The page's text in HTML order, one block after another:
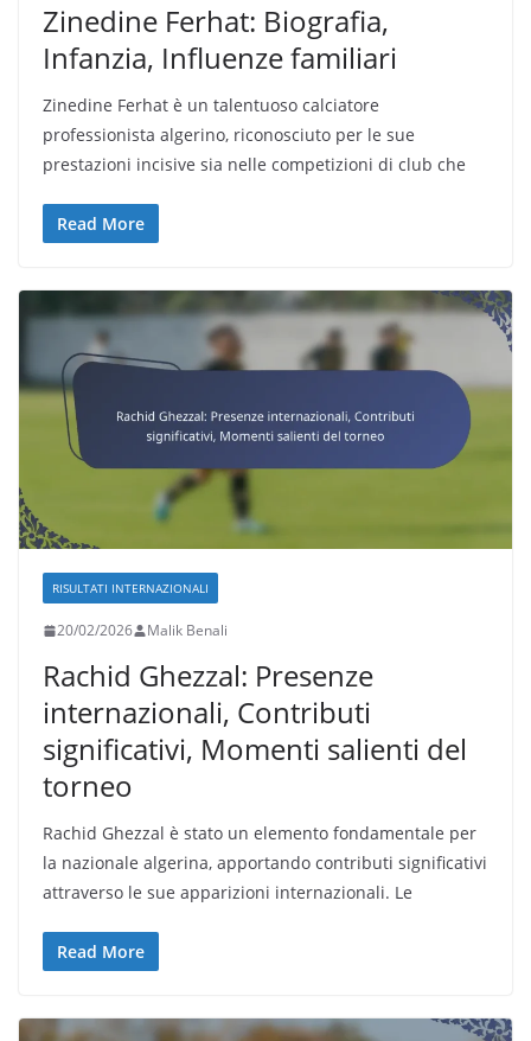
Zinedine Ferhat: Biografia,
Infanzia, Influenze familiari
Zinedine Ferhat è un talentuoso calciatore
professionista algerino, riconosciuto per le sue
prestazioni incisive sia nelle competizioni di club che
Read More
RISULTATI INTERNAZIONALI
20/02/2026 Malik Benali
Rachid Ghezzal: Presenze
internazionali, Contributi
significativi, Momenti salienti del
torneo
Rachid Ghezzal è stato un elemento fondamentale per
la nazionale algerina, apportando contributi significativi
attraverso le sue apparizioni internazionali. Le
Read More